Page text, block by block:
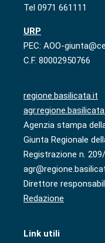
Tel 0971 661111
URP
PEC: AOO-
C.F. 80002950766
regione.basilicata.it
Agenzia stampa
Giunta Regionale
Registrazione n.
Direttore
Redazione
Link utili